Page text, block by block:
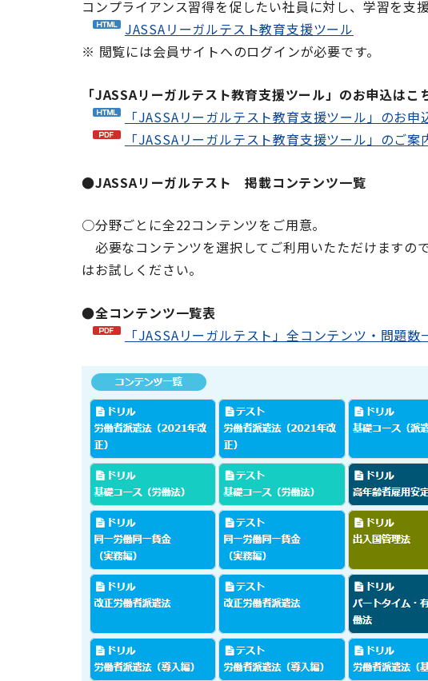
コンプライアンス習得を促したい社員に対し、学習を支
JASSAリーガルテスト教育支援ツール
※ 閲覧には会員サイトへのログインが必要です。
「JASSAリーガルテスト教育支援ツール」のお申込はこ
「JASSAリーガルテスト教育支援ツール」のお申
「JASSAリーガルテスト教育支援ツール」のご案
●JASSAリーガルテスト 掲載コンテンツ一覧
○分野ごとに全22コンテンツをご用意。
必要なコンテンツを選択してご利用いたただけますの
はお試しください。
●全コンテンツ一覧表
「JASSAリーガルテスト」全コンテンツ・問題数